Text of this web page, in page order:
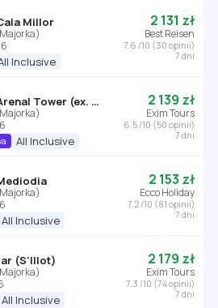
Millor
Inclusive
2 131 zł
Best Reisen
7.6 /10 (30 opinii)
7 dni
Blue Sea Arenal Tower (ex. Torre Arenal)
All Inclusive
2 139 zł
Exim Tours
6.5 /10 (50 opinii)
7 dni
All Inclusive
2 153 zł
Ecco Holiday
7.2 /10 (81 opinii)
7 dni
(S'Illot)
All Inclusive
2 179 zł
Exim Tours
7.3 /10 (74 opinii)
7 dni